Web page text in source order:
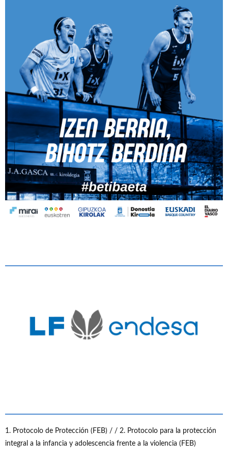
1. Protocolo de Protección (FEB) / / 2. Protocolo para la protección
integral a la infancia y adolescencia frente a la violencia (FEB)